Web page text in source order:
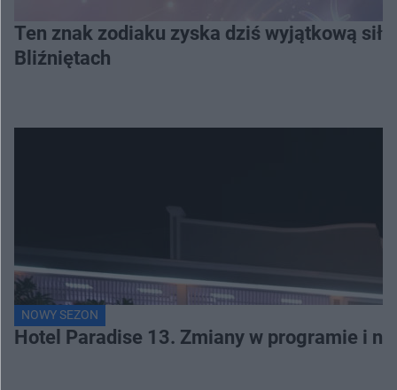
Ten znak zodiaku zyska dziś wyjątkową
Bliźniętach
NOWY SEZON
Hotel Paradise 13. Zmiany w programie i